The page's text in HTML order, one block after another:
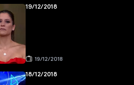
19/12/2018
19/12/2018
18/12/2018